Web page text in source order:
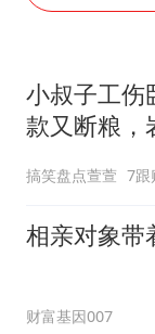
小叔子工伤
款又断粮，
搞笑盘点萱萱 7跟
相亲对象带
财富基因007